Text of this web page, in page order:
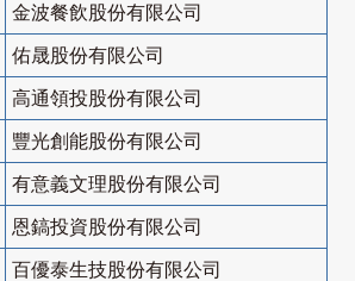
金波餐飲股份有限公司
佑晟股份有限公司
高通領投股份有限公司
豐光創能股份有限公司
有意義文理股份有限公司
恩鎬投資股份有限公司
百優泰生技股份有限公司